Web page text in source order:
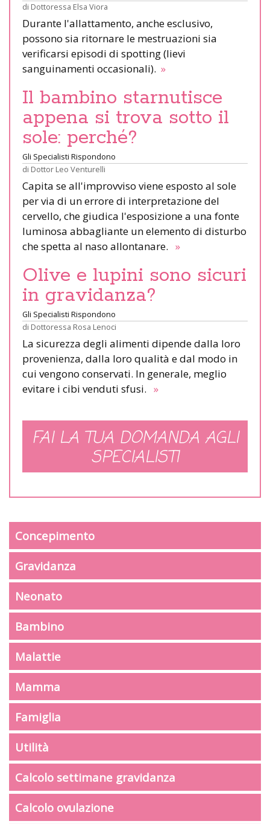
di Dottoressa Elsa Viora
Durante l'allattamento, anche esclusivo,
possono sia ritornare le mestruazioni sia
verificarsi episodi di spotting (lievi
sanguinamenti occasionali). »
Il bambino starnutisce
appena si trova sotto il
sole: perché?
Gli Specialisti Rispondono
di Dottor Leo Venturelli
Capita se all'improvviso viene esposto al sole
per via di un errore di interpretazione del
cervello, che giudica l'esposizione a una fonte
luminosa abbagliante un elemento di disturbo
che spetta al naso allontanare. »
Olive e lupini sono sicuri
in gravidanza?
Gli Specialisti Rispondono
di Dottoressa Rosa Lenoci
La sicurezza degli alimenti dipende dalla loro
provenienza, dalla loro qualità e dal modo in
cui vengono conservati. In generale, meglio
evitare i cibi venduti sfusi. »
FAI LA TUA DOMANDA AGLI
SPECIALISTI
Concepimento
Gravidanza
Neonato
Bambino
Malattie
Mamma
Famiglia
Utilità
Calcolo settimane gravidanza
Calcolo ovulazione